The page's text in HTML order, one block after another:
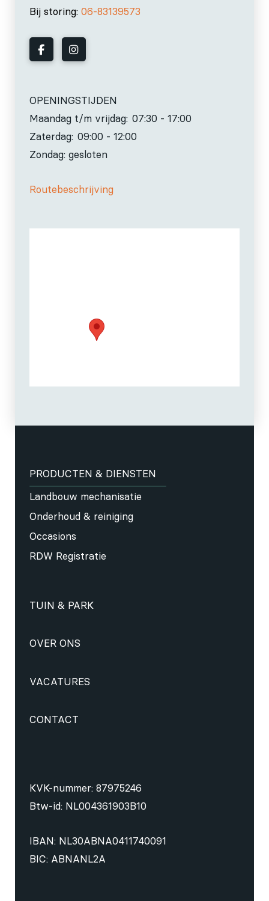
Bij storing: 06-83139573
OPENINGSTIJDEN
Maandag t/m vrijdag: 07:30 - 17:00
Zaterdag: 09:00 - 12:00
Zondag: gesloten
Routebeschrijving
PRODUCTEN & DIENSTEN
Landbouw mechanisatie
Onderhoud & reiniging
Occasions
RDW Registratie
TUIN & PARK
OVER ONS
VACATURES
CONTACT
KVK-nummer: 87975246
Btw-id: NL004361903B10
IBAN: NL30ABNA0411740091
BIC: ABNANL2A